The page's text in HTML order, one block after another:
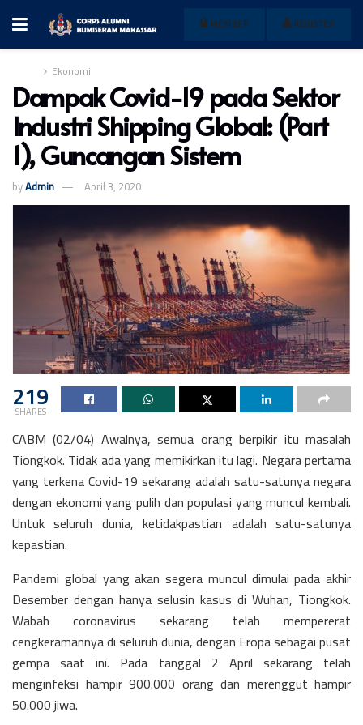
MEMBER REGISTER
Ekonomi
Dampak Covid-19 pada Sektor
Industri Shipping Global: (Part
1), Guncangan Sistem
byAdmin April 3, 2020
219
SHARES
CABM (02/04) Awalnya, semua orang berpikir itu masalah
Tiongkok. Tidak ada yang memikirkan itu lagi. Negara pertama
yang terkena Covid-19 sekarang adalah satu-satunya negara
dengan ekonomi yang pulih dan populasi yang muncul kembali.
Untuk seluruh dunia, ketidakpastian adalah satu-satunya
kepastian.
Pandemi global yang akan segera muncul dimulai pada akhir
Desember dengan hanya selusin kasus di Wuhan, Tiongkok.
Wabah coronavirus sekarang telah mempererat
cengkeramannya di seluruh dunia, dengan Eropa sebagai pusat
gempa saat ini. Pada tanggal 2 April sekarang telah
menginfeksi hampir 900.000 orang dan merenggut hampir
50.000 jiwa.